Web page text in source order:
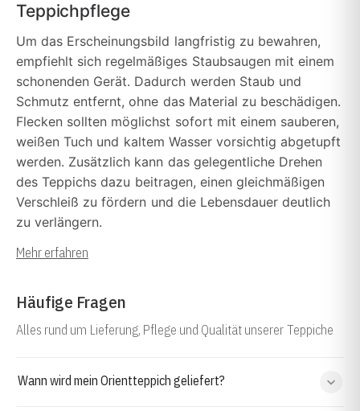
Teppichpflege
Um das Erscheinungsbild langfristig zu bewahren,
empfiehlt sich regelmäßiges Staubsaugen mit einem
schonenden Gerät. Dadurch werden Staub und
Schmutz entfernt, ohne das Material zu beschädigen.
Flecken sollten möglichst sofort mit einem sauberen,
weißen Tuch und kaltem Wasser vorsichtig abgetupft
werden. Zusätzlich kann das gelegentliche Drehen
des Teppichs dazu beitragen, einen gleichmäßigen
Verschleiß zu fördern und die Lebensdauer deutlich
zu verlängern.
Mehr erfahren
Häufige Fragen
Alles rund um Lieferung, Pflege und Qualität unserer Teppiche
Wann wird mein Orientteppich geliefert?